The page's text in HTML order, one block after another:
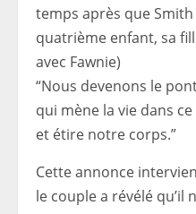
temps après que
quatrième enfant, sa
avec Fawnie)
“Nous devenons le
qui mène la vie dans
et étire notre corps.”
Cette annonce
le couple a révélé qu’il